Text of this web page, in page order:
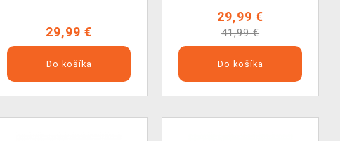
29,99 €
Do košíka
29,99 €
41,99 €
Do košíka